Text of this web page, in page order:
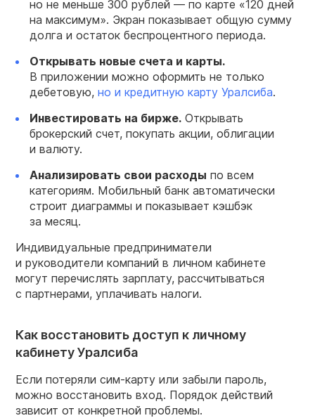
но не меньше 300 рублей — по карте «120 дней
на максимум». Экран показывает общую сумму
долга и остаток беспроцентного периода.
Открывать новые счета и карты.
В приложении можно оформить не только
дебетовую, но и кредитную карту Уралсиба.
Инвестировать на бирже. Открывать
брокерский счет, покупать акции, облигации
и валюту.
Анализировать свои расходы по всем
категориям. Мобильный банк автоматически
строит диаграммы и показывает кэшбэк
за месяц.
Индивидуальные предприниматели
и руководители компаний в личном кабинете
могут перечислять зарплату, рассчитываться
с партнерами, уплачивать налоги.
Как восстановить доступ к личному
кабинету Уралсиба
Если потеряли сим-карту или забыли пароль,
можно восстановить вход. Порядок действий
зависит от конкретной проблемы.